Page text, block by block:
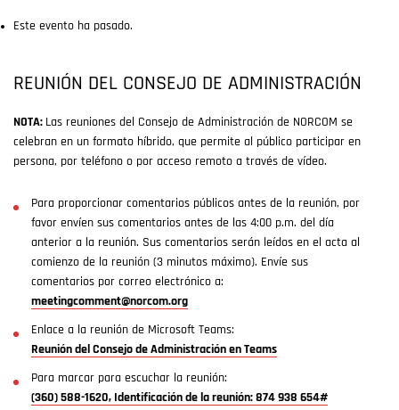
Este evento ha pasado.
REUNIÓN DEL CONSEJO DE ADMINISTRACIÓN
NOTA: Las reuniones del Consejo de Administración de NORCOM se
celebran en un formato híbrido, que permite al público participar en
persona, por teléfono o por acceso remoto a través de vídeo.
Para proporcionar comentarios públicos antes de la reunión, por
favor envíen sus comentarios antes de las 4:00 p.m. del día
anterior a la reunión. Sus comentarios serán leídos en el acta al
comienzo de la reunión (3 minutos máximo). Envíe sus
comentarios por correo electrónico a:
meetingcomment@norcom.org
Enlace a la reunión de Microsoft Teams:
Reunión del Consejo de Administración en Teams
Para marcar para escuchar la reunión:
(360) 588-1620, Identificación de la reunión: 874 938 654#